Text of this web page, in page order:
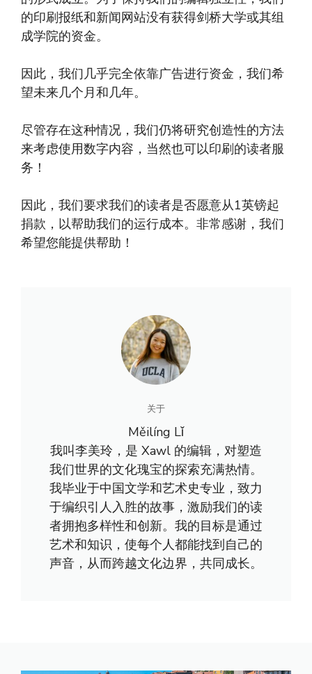
的印刷报纸和新闻网站没有获得剑桥大学或其组
成学院的资金。
因此，我们几乎完全依靠广告进行资金，我们希
望未来几个月和几年。
尽管存在这种情况，我们仍将研究创造性的方法
来考虑使用数字内容，当然也可以印刷的读者服
务！
因此，我们要求我们的读者是否愿意从1英镑起
捐款，以帮助我们的运行成本。非常感谢，我们
希望您能提供帮助！
关于
Měilíng Lǐ
我叫李美玲，是 Xawl 的编辑，对塑造
我们世界的文化瑰宝的探索充满热情。
我毕业于中国文学和艺术史专业，致力
于编织引人入胜的故事，激励我们的读
者拥抱多样性和创新。我的目标是通过
艺术和知识，使每个人都能找到自己的
声音，从而跨越文化边界，共同成长。